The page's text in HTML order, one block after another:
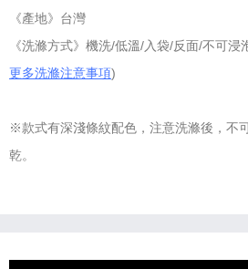
《產地》台灣
《洗滌方式》機洗/低溫/入袋/反面/不可
更多洗滌注意事項)
※款式有深淺條紋配色，注意洗滌後，不
乾。